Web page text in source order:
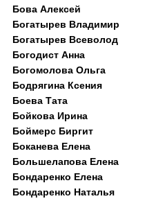
Бова Алексей
Богатырев Владимир
Богатырев Всеволод
Богодист Анна
Богомолова Ольга
Бодрягина Ксения
Боева Тата
Бойкова Ирина
Боймерс Биргит
Боканева Елена
Большелапова Елена
Бондаренко Елена
Бондаренко Наталья